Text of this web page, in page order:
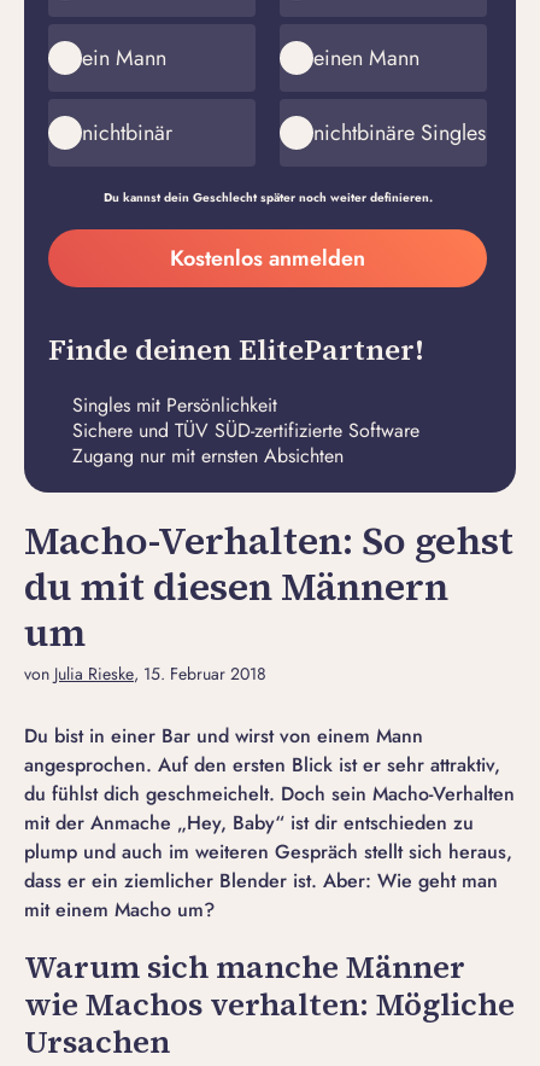
ein Mann
nichtbinär
einen Mann
nichtbinäre Singles
Du kannst dein Geschlecht später noch weiter definieren.
Meine
E-
Adresse
erstellen
Kostenlos anmelden
Finde deinen ElitePartner!
Singles mit Persönlichkeit
Sichere und TÜV SÜD-zertifizierte Software
Zugang nur mit ernsten Absichten
Macho-Verhalten: So gehst
du mit diesen Männern
um
von Julia Rieske, 15. Februar 2018
Du bist in einer Bar und wirst von einem Mann
angesprochen. Auf den ersten Blick ist er sehr attraktiv,
du fühlst dich geschmeichelt. Doch sein Macho-Verhalten
mit der Anmache „Hey, Baby“ ist dir entschieden zu
plump und auch im weiteren Gespräch stellt sich heraus,
dass er ein ziemlicher Blender ist. Aber: Wie geht man
mit einem Macho um?
Warum sich manche Männer
wie Machos verhalten: Mögliche
Ursachen